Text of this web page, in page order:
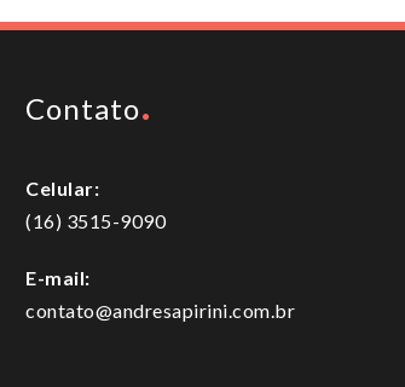
Contato
Celular:
(16) 3515-9090
E-mail:
contato@andresapirini.com.br